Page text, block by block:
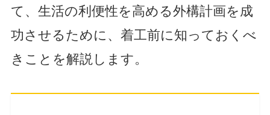
て、生活の利便性を高める外構計画を成
功させるために、着工前に知っておくべ
きことを解説します。